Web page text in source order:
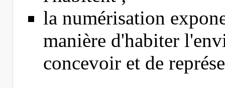
la numérisation
manière d'habiter
concevoir et de